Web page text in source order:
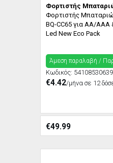
Φορτιστής
Φορτιστής
BQ-CC65 για AA/
Led New Eco Pack
Άμεση παραλαβή /
Κωδικός:
€4.42/μήνα σε 12
€49.99